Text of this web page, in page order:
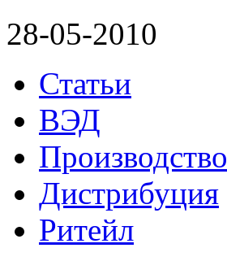
28-05-2010
Статьи
ВЭД
Производство
Дистрибуция
Ритейл